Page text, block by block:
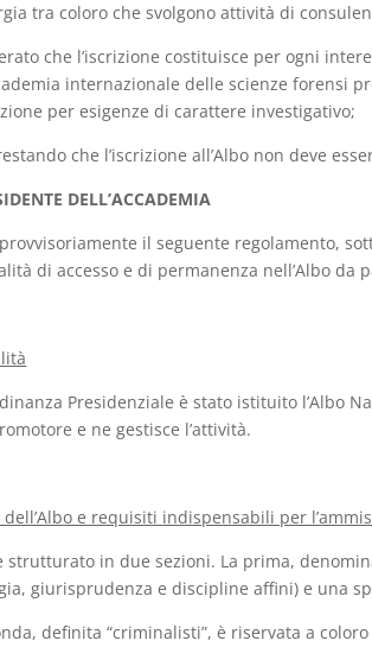
tra coloro che svolgono attività di
che l’iscrizione costituisce per ogni
internazionale delle scienze forensi
per esigenze di carattere investigativo;
che l’iscrizione all’Albo non deve
DELL’ACCADEMIA
il seguente regolamento,
di accesso e di permanenza nell’Albo da
Presidenziale è stato istituito l’Albo
e ne gestisce l’attività.
dell’Albo e requisiti indispensabili per
strutturato in due sezioni. La prima,
giurisprudenza e discipline affini) e una
definita “criminalisti”, è riservata a